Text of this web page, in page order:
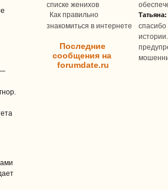
—
списке женихов
Как правильно
знакомиться в интернете
Последние
сообщения на
forumdate.ru
Татьяна: